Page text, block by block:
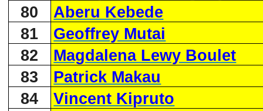
80
Aberu Kebede
81
Geoffrey Mutai
82
Magdalena Lewy Boulet
83
Patrick Makau
84
Vincent Kipruto